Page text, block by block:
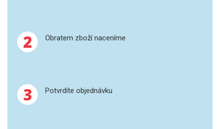
MIKROVLNNÝ ROZKLAD
REAKČNÍ AUTOKLÁVY
2 Obratem zboží naceníme
3 Potvrdíte objednávku